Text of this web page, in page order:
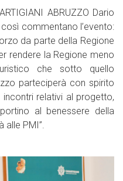
ABRUZZO Dario
commentano l’evento:
da parte della Regione
rendere la Regione meno
che sotto quello
parteciperà con spirito
relativi al progetto,
al benessere della
alle PMI”.